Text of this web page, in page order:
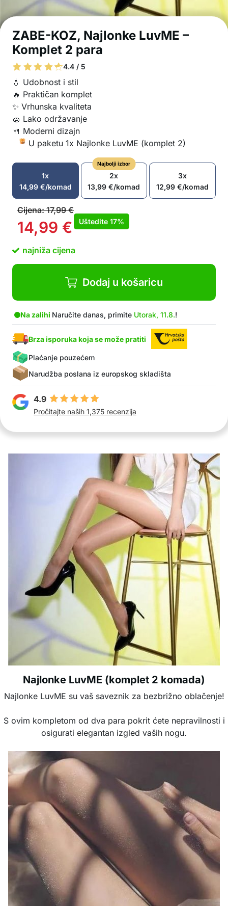
ZABE-KOZ, Najlonke LuvME –
Komplet 2 para
4.4 / 5
💧 Udobnost i stil
🔥 Praktičan komplet
✨ Vrhunska kvaliteta
🧽 Lako održavanje
🍴 Moderni dizajn
U paketu 1x Najlonke LuvME (komplet 2)
1x
14,99 €/komad
Najbolji izbor
2x
13,99€/komad
3x
12,99€/komad
Cijena:17,99€
14,99 € Uštedite 17%
najniža cijena
Dodaj u košaricu
Na zalihi Naručite danas, primite Utorak, 11.8.!
Brza isporuka koja se može pratiti
Plaćanje pouzećem
Narudžba poslana iz europskog skladišta
4.9
Pročitajte naših 1,375 recenzija
Najlonke LuvME (komplet 2 komada)
Najlonke LuvME su vaš saveznik za bezbrižno oblačenje!
S ovim kompletom od dva para pokrit ćete nepravilnosti i
osigurati elegantan izgled vaših nogu.